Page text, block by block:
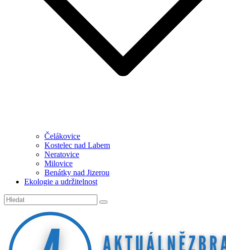
Čelákovice
Kostelec nad Labem
Neratovice
Milovice
Benátky nad Jizerou
Ekologie a udržitelnost